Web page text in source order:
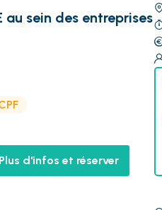
au sein des entreprises
Plus d'infos et réserver